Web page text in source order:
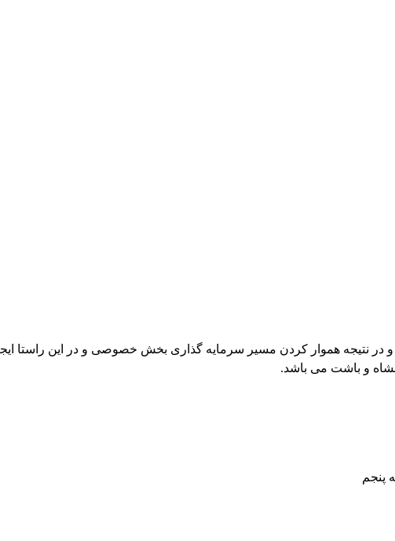
نتیجه هموار کردن مسیر سرمایه گذاری بخش خصوصی و در این راستا
و باشت می باشد.